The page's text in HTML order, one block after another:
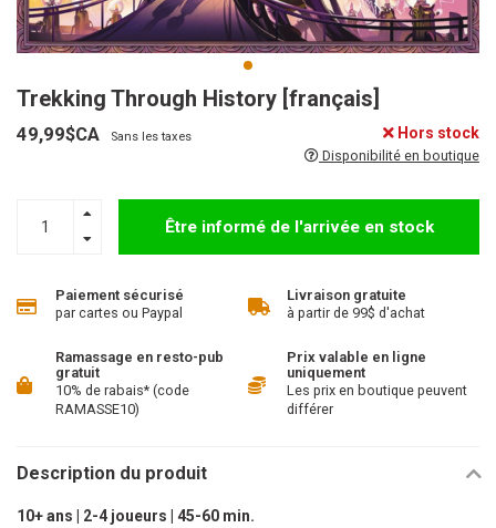
Trekking Through History [français]
49,99$CA Sans les taxes Hors stock
Disponibilité en boutique
Être informé de l'arrivée en stock
Paiement sécurisé
par cartes ou Paypal
Livraison gratuite
à partir de 99$ d'achat
Ramassage en resto-pub
gratuit
10% de rabais* (code
RAMASSE10)
Prix valable en ligne
uniquement
Les prix en boutique peuvent
différer
Description du produit
10+ ans | 2-4 joueurs | 45-60 min.